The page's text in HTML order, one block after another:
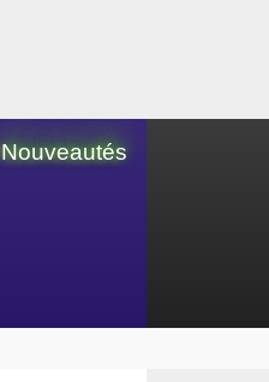
Nouveautés